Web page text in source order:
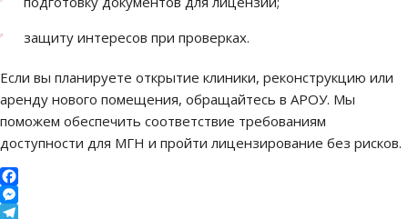
защиту интересов при проверках.
Если вы планируете открытие клиники, реконструкцию или
аренду нового помещения, обращайтесь в АРОУ. Мы
поможем обеспечить соответствие требованиям
доступности для МГН и пройти лицензирование без рисков.
Facebook
Messenger